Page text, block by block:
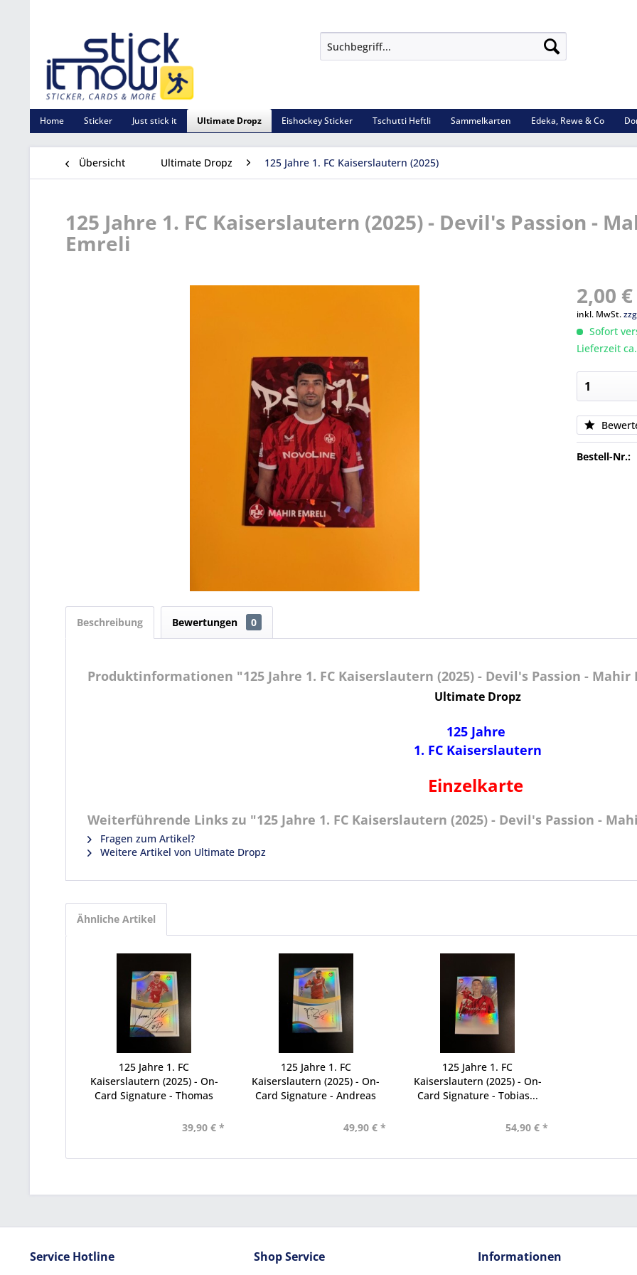
Home Sticker Just stick it Ultimate Dropz Eishockey Sticker Tschutti Heftli Sammelkarten Edeka, Rewe & Co
Übersicht Ultimate Dropz 125 Jahre 1. FC Kaiserslautern (2025)
125 Jahre 1. FC Kaiserslautern (2025) - Devil's Passion -
Emreli
2,00
inkl. MwSt.
Sofort
Lieferzeit
Bestell-Nr.:
Beschreibung Bewertungen 0
Produktinformationen "125 Jahre 1. FC Kaiserslautern (2025) - Devil's Passion - Mahir
Ultimate Dropz
125 Jahre
1. FC Kaiserslautern
Einzelkarte
Weiterführende Links zu "125 Jahre 1. FC Kaiserslautern (2025) - Devil's Passion -
Fragen zum Artikel?
Weitere Artikel von Ultimate Dropz
Ähnliche Artikel
125 Jahre 1. FC
Kaiserslautern (2025) - On-
Card Signature - Thomas
39,90 € *
125 Jahre 1. FC
Kaiserslautern (2025) - On-
Card Signature - Andreas
49,90 € *
125 Jahre 1. FC
Kaiserslautern (2025) - On-
Card Signature - Tobias...
54,90 € *
Service Hotline Shop Service Informationen